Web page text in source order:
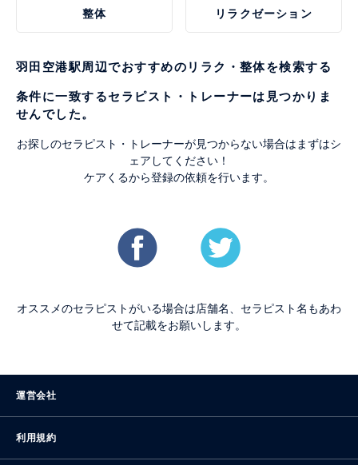
整体 リラクゼーション
羽田空港駅周辺でおすすめのリラク・整体を検索する
条件に一致するセラピスト・トレーナーは見つかりま
せんでした。
お探しのセラピスト・トレーナーが見つからない場合はまずはシ
ェアしてください！
ケアくるから登録の依頼を行います。
オススメのセラピストがいる場合は店舗名、セラピスト名もあわ
せて記載をお願いします。
運営会社
利用規約